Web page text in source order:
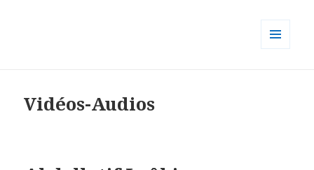
Vidéos-Audios